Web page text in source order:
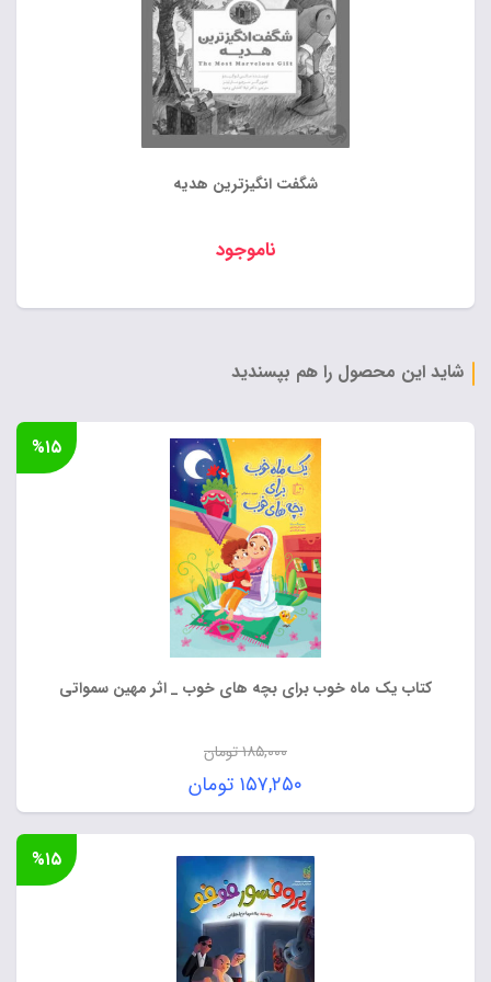
شگفت انگیزترین هدیه
ناموجود
شاید این محصول را هم بپسندید
کتاب یک ماه خوب برای بچه های خوب _ اثر مهین سمواتی
۱۸۵,۰۰۰تومان
قیمت
اصلی:
۱۸۵,۰۰۰ تومان
بود.
۱۵۷,۲۵۰ تومان
قیمت
فعلی:
۱۵۷,۲۵۰ تومان.
%۱۵
%۱۵